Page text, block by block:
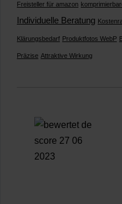
Freisteller für amazon
Individuelle Beratung
Klärungsbedarf Produktfotos WebP
Präzise Attraktive Wirkung